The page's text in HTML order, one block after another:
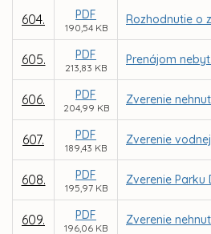
604. PDF
190,54 KB
Rozhodnutie o
605. PDF
213,83 KB
Prenájom
606. PDF
204,99 KB
Zverenie
607. PDF
189,43 KB
Zverenie
608. PDF
195,97 KB
Zverenie
609. PDF
196,06 KB
Zverenie